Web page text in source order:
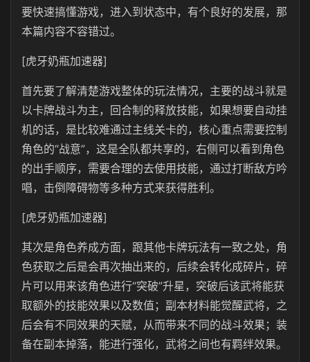
要快速搞懂游戏，进入到状态中，有个良好的发展，那
本篇内容不容错过。
[虎牙奶瓶加速器]
首先要了解清楚游戏整体的玩法情况，主要的战斗就是
以卡牌战斗为主，回合制的释放技能，如果想要自动挂
机的话，是比较难通过主线关卡的，核心重点需要控制
角色的“战意”，这是全队都共享的，右侧可以看到角色
的出手顺序，需要合理的去使用技能，通过打断敌方吟
唱，击倒障碍物等多种方式来获得胜利。
[虎牙奶瓶加速器]
其次是角色养成方面，跟其他卡牌玩法有一致之处，角
色获取之后是会再次抽出来的，后续会转化成碎片，碎
片可以用来该角色进行“突破”升星，突破后该武将能获
取额外的技能效果以及数值；副本材料能觉醒武将，之
后会有不同效果的天赋，从而带来不同的战斗效果；装
备在副本掉落，能进行强化，武将之间也有羁绊效果。